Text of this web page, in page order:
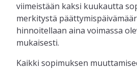
viimeistään kaksi kuukautta
merkitystä
hinnoitellaan aina voimassa
mukaisesti.
Kaikki sopimuksen